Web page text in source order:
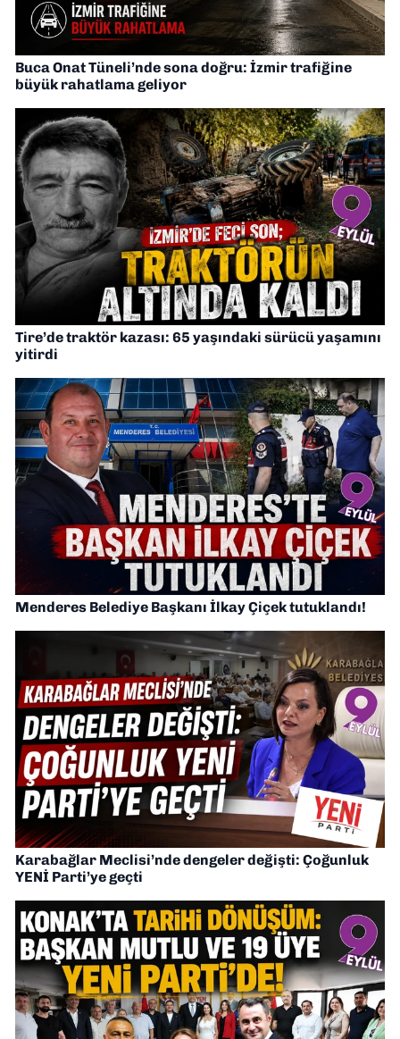
Buca Onat Tüneli’nde sona doğru: İzmir trafiğine
büyük rahatlama geliyor
Tire’de traktör kazası: 65 yaşındaki sürücü yaşamını
yitirdi
Menderes Belediye Başkanı İlkay Çiçek tutuklandı!
Karabağlar Meclisi’nde dengeler değişti: Çoğunluk
YENİ Parti’ye geçti